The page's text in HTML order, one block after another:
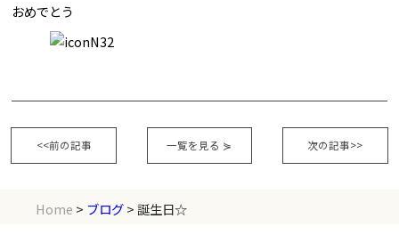
おめでとう
<<前の記事 次の記事>>
一覧を見る ⋟
Home > ブログ> 誕生日☆